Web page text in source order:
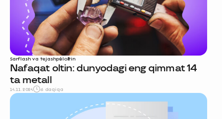
Sarflash va tejashpuloltin
Nafaqat oltin: dunyodagi eng qimmat 14
ta metall
14.11.2024 6 daqiqa